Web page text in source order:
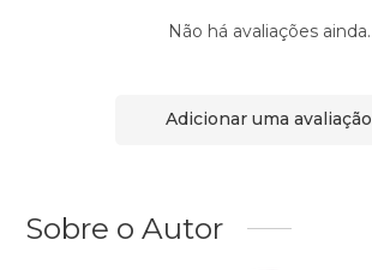
Não há avaliações ainda.
Adicionar uma avaliação
Sobre o Autor